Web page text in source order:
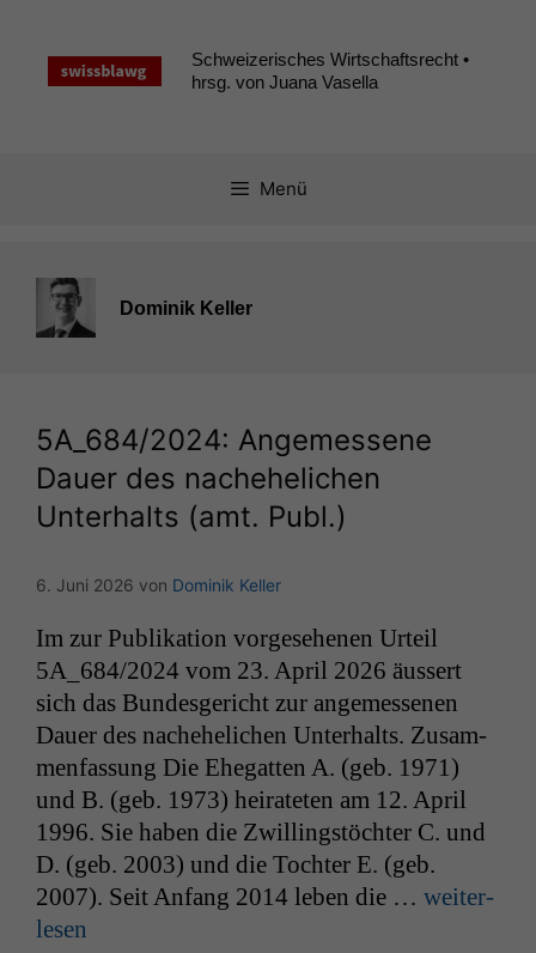
springen
Schweizerisches Wirtschaftsrecht •
hrsg. von Juana Vasella
Menü
Dominik Keller
5A_684/2024: Angemessene
Dauer des nachehelichen
Unterhalts (amt. Publ.)
6. Juni 2026 von Dominik Keller
Im zur Pub­lika­tion vorge­se­henen Urteil
5A_684/2024 vom 23. April 2026 äussert
sich das Bun­des­gericht zur angemesse­nen
Dauer des nachehe­lichen Unter­halts. Zusam­
men­fas­sung Die Ehe­gat­ten A. (geb. 1971)
und B. (geb. 1973) heirateten am 12. April
1996. Sie haben die Zwill­ingstöchter C. und
D. (geb. 2003) und die Tochter E. (geb.
2007). Seit Anfang 2014 leben die … weit­er­
lesen